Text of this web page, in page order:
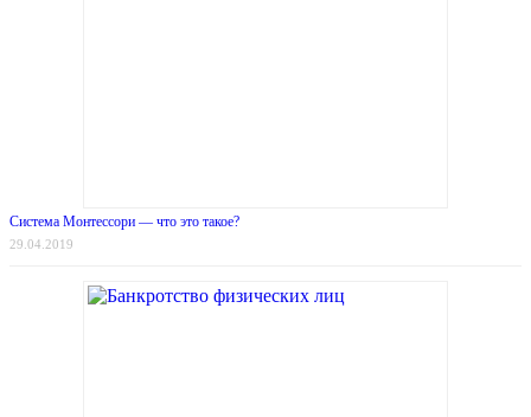
Система Монтессори — что это такое?
29.04.2019